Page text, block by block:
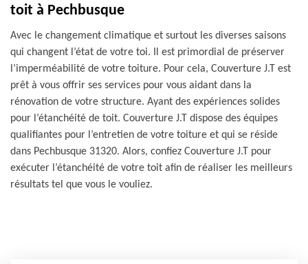
toit à Pechbusque
Avec le changement climatique et surtout les diverses saisons
qui changent l’état de votre toi. Il est primordial de préserver
l’imperméabilité de votre toiture. Pour cela, Couverture J.T est
prêt à vous offrir ses services pour vous aidant dans la
rénovation de votre structure. Ayant des expériences solides
pour l’étanchéité de toit. Couverture J.T dispose des équipes
qualifiantes pour l’entretien de votre toiture et qui se réside
dans Pechbusque 31320. Alors, confiez Couverture J.T pour
exécuter l’étanchéité de votre toit afin de réaliser les meilleurs
résultats tel que vous le vouliez.